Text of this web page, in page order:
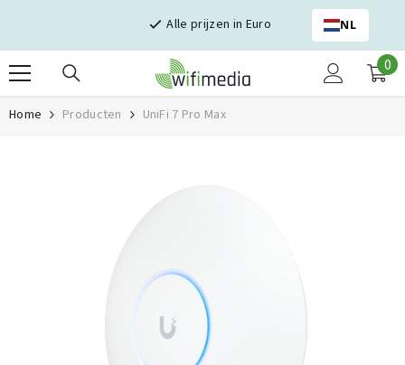
Alle prijzen in Euro NL
0
0
Home Producten UniFi 7 Pro Max